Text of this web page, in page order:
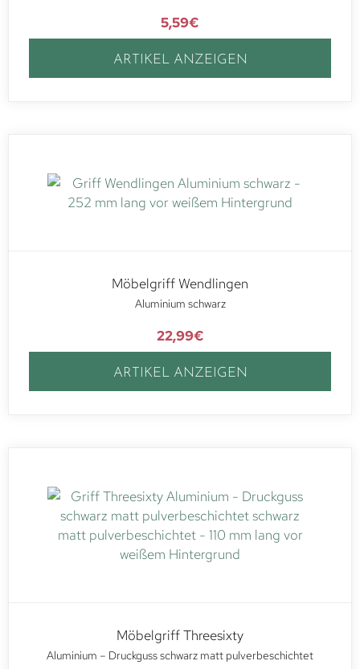
5,59€
ARTIKEL ANZEIGEN
Möbelgriff Wendlingen
Aluminium schwarz
22,99€
ARTIKEL ANZEIGEN
Möbelgriff Threesixty
Aluminium – Druckguss schwarz matt pulverbeschichtet